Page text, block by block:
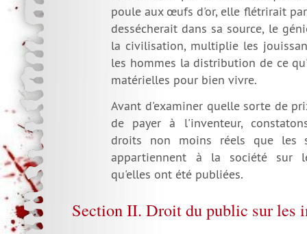
poule aux œufs d'or, elle flétrirait
dessécherait dans sa source, le
la civilisation, multiplie les
les hommes la distribution de ce
matérielles pour bien vivre.
Avant d'examiner quelle sorte de
de payer à l'inventeur,
droits non moins réels que les
appartiennent à la société sur
qu'elles ont été publiées.
Section II. Droit du public sur les